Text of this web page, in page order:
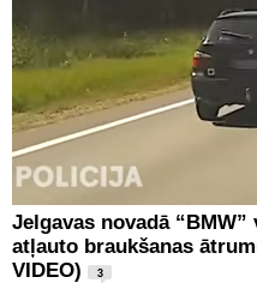
Jelgavas novadā
atļauto braukšanas
VIDEO)
3